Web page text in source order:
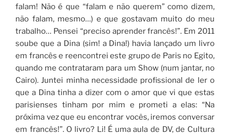
falam! Não é que “falam e não querem” como dizem,
não falam, mesmo…) e que gostavam muito do meu
trabalho… Pensei “preciso aprender francês!”. Em 2011
soube que a Dina (sim! a Dina!) havia lançado um livro
em francês e reencontrei este grupo de Paris no Egito,
quando me contrataram para um Show (num jantar, no
Cairo). Juntei minha necessidade profissional de ler o
que a Dina tinha a dizer com o amor que vi que estas
parisienses tinham por mim e prometi a elas: “Na
próxima vez que eu encontrar vocês, iremos conversar
em francês!”. O livro? Li! É uma aula de DV, de Cultura